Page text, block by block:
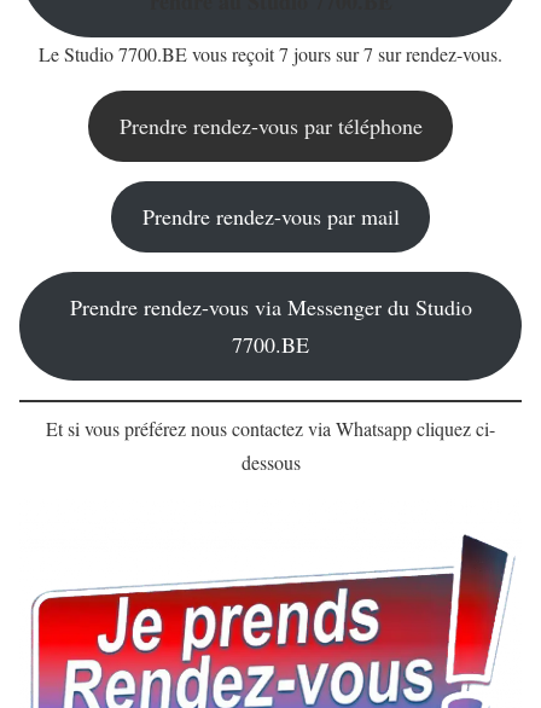
Le Studio 7700.BE vous reçoit 7 jours sur 7 sur rendez-vous.
Prendre rendez-vous par téléphone
Prendre rendez-vous par mail
Prendre rendez-vous via Messenger du Studio
7700.BE
Et si vous préférez nous contactez via Whatsapp cliquez ci-
dessous